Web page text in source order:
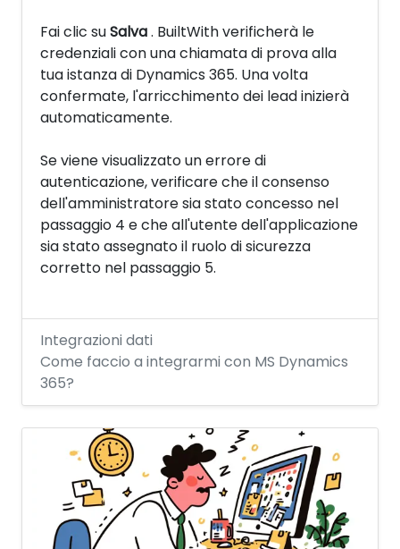
Fai clic suSalva. BuiltWith verificherà le
credenziali con una chiamata di prova alla
tua istanza di Dynamics 365. Una volta
confermate, l'arricchimento dei lead inizierà
automaticamente.
Se viene visualizzato un errore di
autenticazione, verificare che il consenso
dell'amministratore sia stato concesso nel
passaggio 4 e che all'utente dell'applicazione
sia stato assegnato il ruolo di sicurezza
corretto nel passaggio 5.
Integrazioni dati
Come faccio a integrarmi con MS Dynamics
365?